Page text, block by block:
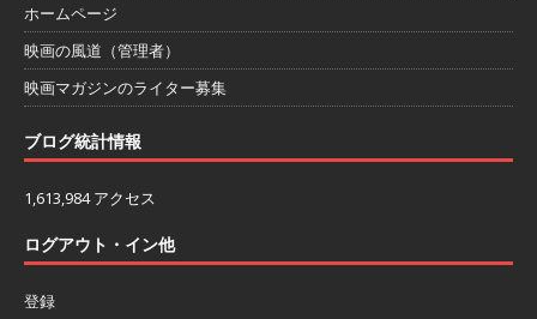
ホームページ
映画の風道（管理者）
映画マガジンのライター募集
ブログ統計情報
1,613,984 アクセス
ログアウト・イン他
登録